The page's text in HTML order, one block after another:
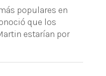
populares en
que los
estarían por